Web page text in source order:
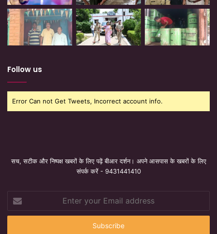
Follow us
Error Can not Get Tweets, Incorrect account info.
सच, सटीक और निष्पक्ष खबरों के लिए पढ़ें बीआर दर्शन। अपने आसपास के खबरों के लिए
संपर्क करें - 9431441410
your
Email